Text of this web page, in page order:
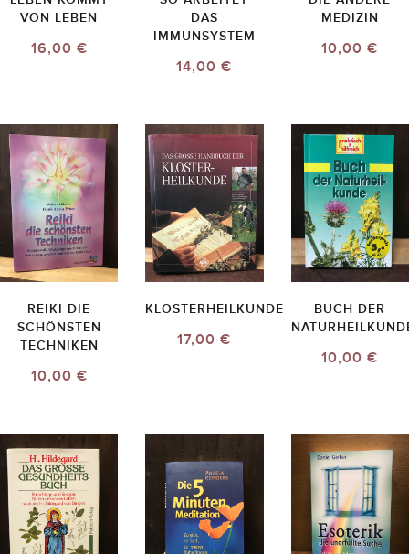
VON LEBEN
16,00 €
DAS
IMMUNSYSTEM
14,00 €
MEDIZIN
10,00 €
REIKI DIE
SCHÖNSTEN
TECHNIKEN
10,00 €
KLOSTERHEILKUNDE
17,00 €
BUCH DER
10,00 €